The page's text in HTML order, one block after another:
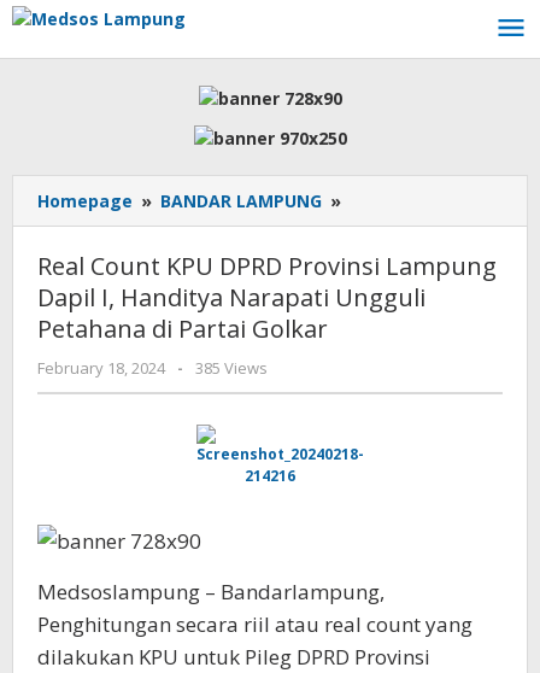
Skip
content
Homepage » BANDAR LAMPUNG »
Count
DPRD
Provinsi
Handitya
Ungguli
Real Count KPU DPRD Provinsi Lampung
Dapil I, Handitya Narapati Ungguli
Petahana di Partai Golkar
February 18, 2024
by
AdminML
- 385 Views
Medsoslampung – Bandarlampung,
Penghitungan secara riil atau real count yang
dilakukan KPU untuk Pileg DPRD Provinsi